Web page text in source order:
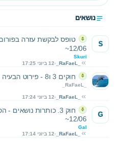
נושאים
12/06~
Skuri
_RaFaeL_
12 ביוני 17:25
S
חוקים 3 ו8 - פירוט הבעיה וסידור האשכול שלכם
_RaFaeL_
_RaFaeL_ 12 ביוני 17:24
חוק 3. כותרות
12/06~
Gal
_RaFaeL_
12 ביוני 17:14
G